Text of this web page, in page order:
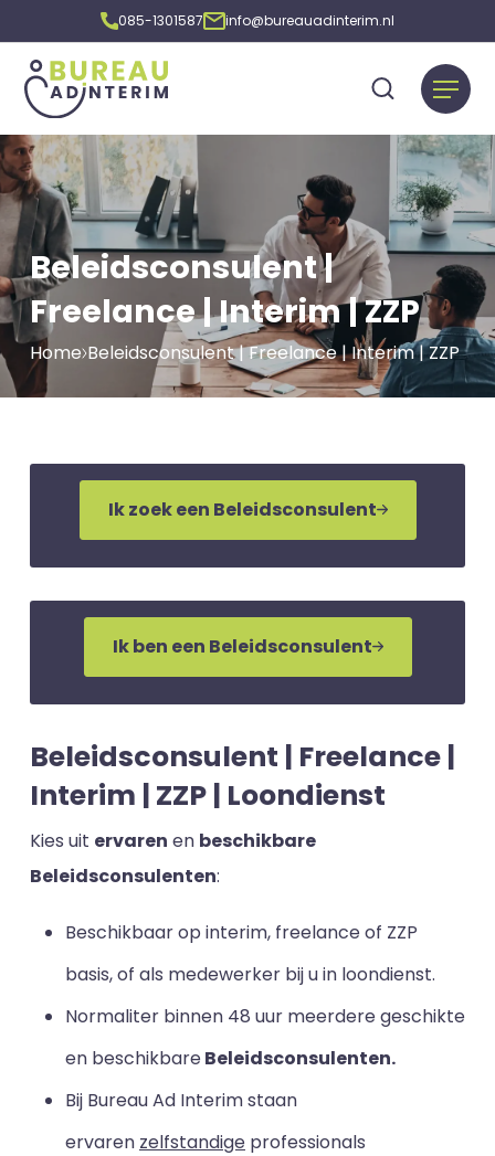
085-1301587 info@bureauadinterim.nl
Beleidsconsulent |
Freelance | Interim | ZZP
Home Beleidsconsulent | Freelance | Interim | ZZP
Ik zoek een Beleidsconsulent
Ik ben een Beleidsconsulent
Beleidsconsulent | Freelance |
Interim | ZZP | Loondienst
Kies uit ervaren en beschikbare
Beleidsconsulenten:
Beschikbaar op interim, freelance of ZZP
basis, of als medewerker bij u in loondienst.
Normaliter binnen 48 uur meerdere geschikte
en beschikbareBeleidsconsulenten.
Bij Bureau Ad Interim staan
ervaren zelfstandige professionals